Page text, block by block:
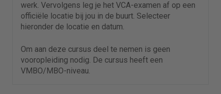
werk. Vervolgens leg je het VCA-examen af op een
officiële locatie bij jou in de buurt. Selecteer
hieronder de locatie en datum.
Om aan deze cursus deel te nemen is geen
vooropleiding nodig. De cursus heeft een
VMBO/MBO-niveau.